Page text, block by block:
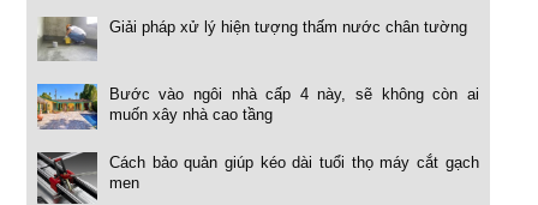
Giải pháp xử lý hiện tượng thấm nước chân tường
Bước vào ngôi nhà cấp 4 này, sẽ không còn ai
muốn xây nhà cao tầng
Cách bảo quản giúp kéo dài tuổi thọ máy cắt gạch
men